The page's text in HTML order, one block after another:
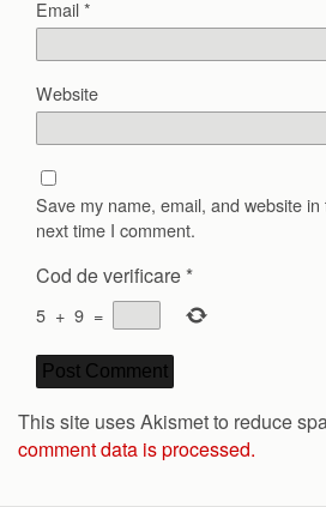
Email*
Website
Save my name, email, and website
next time I comment.
Cod de verificare *
5 + 9 =
This site uses Akismet to reduce
comment data is processed.